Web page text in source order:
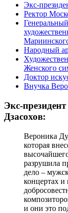
Экс-
Ректор
Народный
Женского
Доктор
Внучка
Экс-
Дзасохов:
Вероника
которая
разрушила
дело –
концертах и
и они это